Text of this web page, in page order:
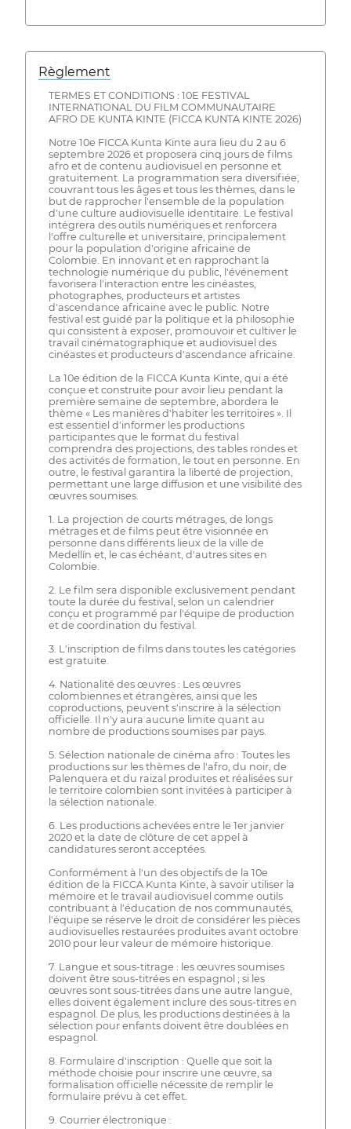
Règlement
TERMES ET CONDITIONS : 10E FESTIVAL
INTERNATIONAL DU FILM COMMUNAUTAIRE
AFRO DE KUNTA KINTE (FICCA KUNTA KINTE 2026)
Notre 10e FICCA Kunta Kinte aura lieu du 2 au 6
septembre 2026 et proposera cinq jours de films
afro et de contenu audiovisuel en personne et
gratuitement. La programmation sera diversifiée,
couvrant tous les âges et tous les thèmes, dans le
but de rapprocher l'ensemble de la population
d'une culture audiovisuelle identitaire. Le festival
intégrera des outils numériques et renforcera
l'offre culturelle et universitaire, principalement
pour la population d'origine africaine de
Colombie. En innovant et en rapprochant la
technologie numérique du public, l'événement
favorisera l'interaction entre les cinéastes,
photographes, producteurs et artistes
d'ascendance africaine avec le public. Notre
festival est guidé par la politique et la philosophie
qui consistent à exposer, promouvoir et cultiver le
travail cinématographique et audiovisuel des
cinéastes et producteurs d'ascendance africaine.
La 10e édition de la FICCA Kunta Kinte, qui a été
conçue et construite pour avoir lieu pendant la
première semaine de septembre, abordera le
thème « Les manières d'habiter les territoires ». Il
est essentiel d'informer les productions
participantes que le format du festival
comprendra des projections, des tables rondes et
des activités de formation, le tout en personne. En
outre, le festival garantira la liberté de projection,
permettant une large diffusion et une visibilité des
œuvres soumises.
1. La projection de courts métrages, de longs
métrages et de films peut être visionnée en
personne dans différents lieux de la ville de
Medellín et, le cas échéant, d'autres sites en
Colombie.
2. Le film sera disponible exclusivement pendant
toute la durée du festival, selon un calendrier
conçu et programmé par l'équipe de production
et de coordination du festival.
3. L'inscription de films dans toutes les catégories
est gratuite.
4. Nationalité des œuvres : Les œuvres
colombiennes et étrangères, ainsi que les
coproductions, peuvent s'inscrire à la sélection
officielle. Il n'y aura aucune limite quant au
nombre de productions soumises par pays.
5. Sélection nationale de cinéma afro : Toutes les
productions sur les thèmes de l'afro, du noir, de
Palenquera et du raizal produites et réalisées sur
le territoire colombien sont invitées à participer à
la sélection nationale.
6. Les productions achevées entre le 1er janvier
2020 et la date de clôture de cet appel à
candidatures seront acceptées.
Conformément à l'un des objectifs de la 10e
édition de la FICCA Kunta Kinte, à savoir utiliser la
mémoire et le travail audiovisuel comme outils
contribuant à l'éducation de nos communautés,
l'équipe se réserve le droit de considérer les pièces
audiovisuelles restaurées produites avant octobre
2010 pour leur valeur de mémoire historique.
7. Langue et sous-titrage : les œuvres soumises
doivent être sous-titrées en espagnol ; si les
œuvres sont sous-titrées dans une autre langue,
elles doivent également inclure des sous-titres en
espagnol. De plus, les productions destinées à la
sélection pour enfants doivent être doublées en
espagnol.
8. Formulaire d'inscription : Quelle que soit la
méthode choisie pour inscrire une œuvre, sa
formalisation officielle nécessite de remplir le
formulaire prévu à cet effet.
9. Courrier électronique :